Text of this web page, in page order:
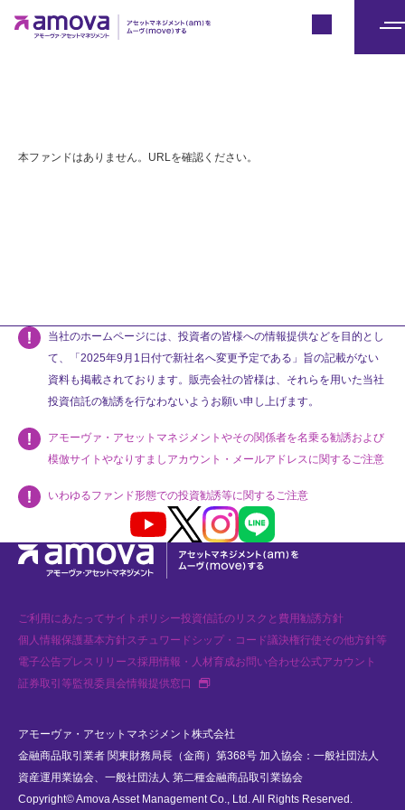
本ファンドはありません。URLを確認ください。
当社のホームページには、投資者の皆様への情報提供などを目的とし
て、「2025年9月1日付で新社名へ変更予定である」旨の記載がない
資料も掲載されております。販売会社の皆様は、それらを用いた当社
投資信託の勧誘を行なわないようお願い申し上げます。
アモーヴァ・アセットマネジメントやその関係者を名乗る勧誘および
模倣サイトやなりすましアカウント・メールアドレスに関するご注意
いわゆるファンド形態での投資勧誘等に関するご注意
Youtube X InstagramLINE
ご利用にあたってサイトポリシー投資信託のリスクと費用勧誘方針
個人情報保護基本方針スチュワードシップ・コード議決権行使その他方針等
電子公告プレスリリース採用情報・人材育成お問い合わせ公式アカウント
証券取引等監視委員会情報提供窓口
新規タブで開く
アモーヴァ・アセットマネジメント株式会社
金融商品取引業者 関東財務局長（金商）第368号 加入協会：一般社団法人
資産運用業協会、一般社団法人 第二種金融商品取引業協会
Copyright© Amova Asset Management Co., Ltd. All Rights Reserved.